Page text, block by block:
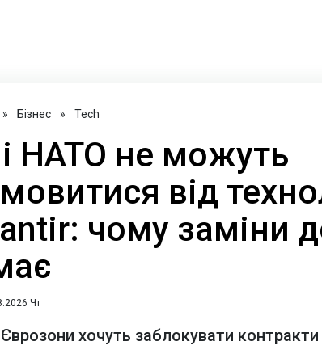
» Бізнес » Tech
НАТО не можуть
від
чому заміни
Чт
хочуть заблокувати контракти